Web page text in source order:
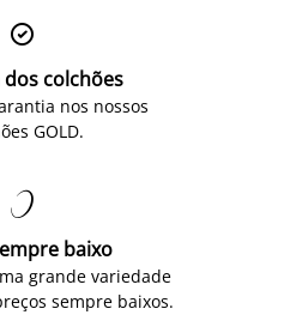

colchões
nos nossos
GOLD.

baixo
grande variedade
sempre baixos.